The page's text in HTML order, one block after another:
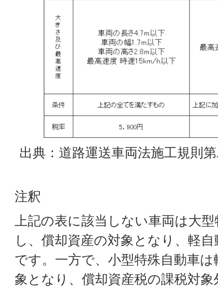
出典：道路運送車両法施工規則
注釈
上記の表に該当しない車両は大
し、償却資産の対象となり、軽
です。一方で、小型特殊自動車
象となり、償却資産税の課税対